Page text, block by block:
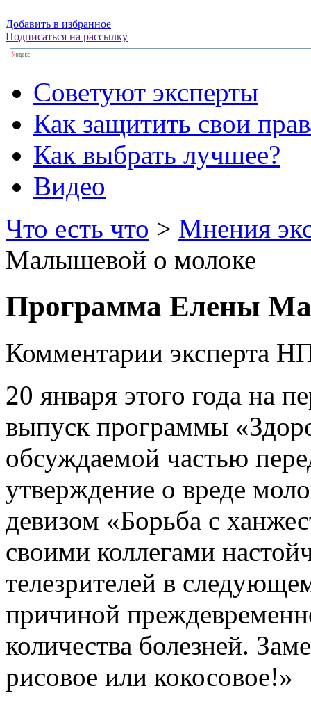
Добавить в избранное
Подписаться на рассылку
Советуют эксперты
Как защитить свои
Как выбрать лучшее?
Видео
Что есть что > Мнения
Малышевой о молоке
Программа Елены
Комментарии эксперта
20 января этого года на
выпуск программы
обсуждаемой частью
утверждение о вреде
девизом «Борьба с
своими коллегами
телезрителей в
причиной
количества болезней.
рисовое или кокосовое!»